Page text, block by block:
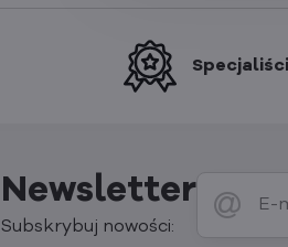
Newsletter
Subskrybuj nowości: